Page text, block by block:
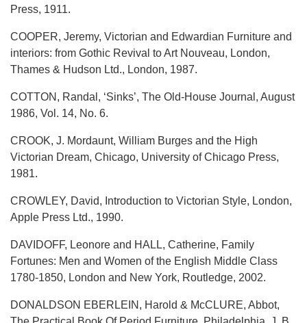
Press, 1911.
COOPER, Jeremy, Victorian and Edwardian Furniture and
interiors: from Gothic Revival to Art Nouveau, London,
Thames & Hudson Ltd., London, 1987.
COTTON, Randal, ‘Sinks’, The Old-House Journal, August
1986, Vol. 14, No. 6.
CROOK, J. Mordaunt, William Burges and the High
Victorian Dream, Chicago, University of Chicago Press,
1981.
CROWLEY, David, Introduction to Victorian Style, London,
Apple Press Ltd., 1990.
DAVIDOFF, Leonore and HALL, Catherine, Family
Fortunes: Men and Women of the English Middle Class
1780-1850, London and New York, Routledge, 2002.
DONALDSON EBERLEIN, Harold & McCLURE, Abbot,